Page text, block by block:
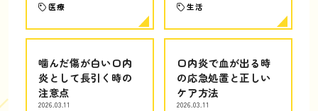
医療 生活
噛んだ傷が白い口内
炎として長引く時の
注意点
2026.03.11
口内炎で血が出る時
の応急処置と正しい
ケア方法
2026.03.11